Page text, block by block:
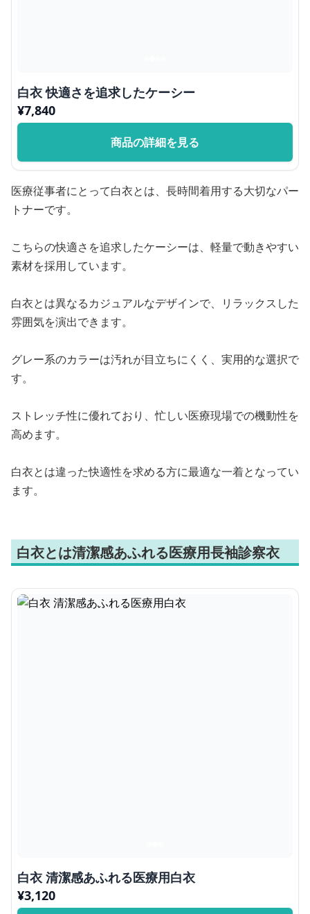
白衣 快適さを追求したケーシー
¥7,840
商品の詳細を見る
医療従事者にとって白衣とは、長時間着用する大切なパー
トナーです。
こちらの快適さを追求したケーシーは、軽量で動きやすい
素材を採用しています。
白衣とは異なるカジュアルなデザインで、リラックスした
雰囲気を演出できます。
グレー系のカラーは汚れが目立ちにくく、実用的な選択で
す。
ストレッチ性に優れており、忙しい医療現場での機動性を
高めます。
白衣とは違った快適性を求める方に最適な一着となってい
ます。
白衣とは清潔感あふれる医療用長袖診察衣
白衣 清潔感あふれる医療用白衣
¥3,120